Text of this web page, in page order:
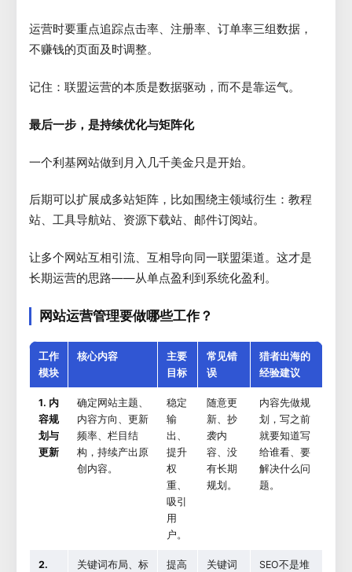
运营时要重点追踪点击率、注册率、订单率三组数据，
不赚钱的页面及时调整。
记住：联盟运营的本质是数据驱动，而不是靠运气。
最后一步，是持续优化与矩阵化
一个利基网站做到月入几千美金只是开始。
后期可以扩展成多站矩阵，比如围绕主领域衍生：教程
站、工具导航站、资源下载站、邮件订阅站。
让多个网站互相引流、互相导向同一联盟渠道。这才是
长期运营的思路——从单点盈利到系统化盈利。
网站运营管理要做哪些工作？
工作
模块
核心内容
主要
目标
常见错
误
猎者出海的
经验建议
1. 内
容规
划与
更新
确定网站主题、
内容方向、更新
频率、栏目结
构，持续产出原
创内容。
稳定
输
出、
提升
权
重、
吸引
用
户。
随意更
新、抄
袭内
容、没
有长期
规划。
内容先做规
划，写之前
就要知道写
给谁看、要
解决什么问
题。
2.
关键词布局、标
提高
关键词
SEO不是堆